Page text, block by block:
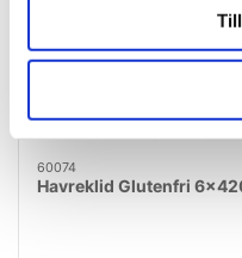
ØKOLOGISK GLUTENFRI
60074
Havreklid Glutenfri